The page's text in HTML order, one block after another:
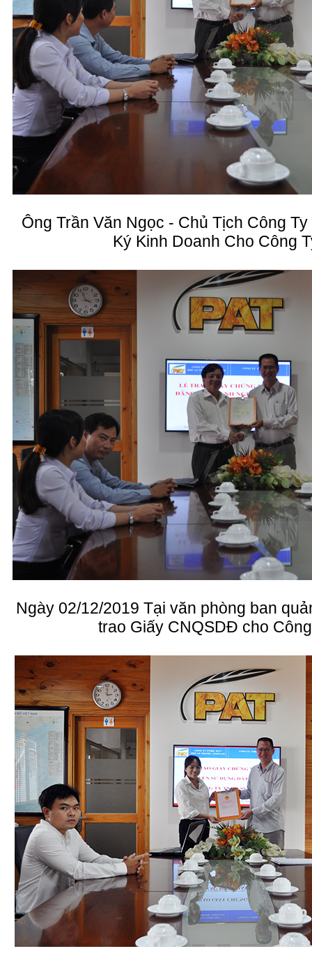
Ông Trần Văn Ngọc - Chủ Tịch Công
Ký Kinh Doanh Cho Công
Ngày 02/12/2019 Tại văn phòng ban
trao Giấy CNQSDĐ cho